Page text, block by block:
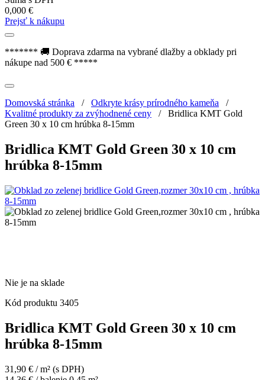
0,000 €
Prejsť k nákupu
******* 🚚 Doprava zdarma na vybrané dlažby a obklady pri
nákupe nad 500 € *****
Domovská stránka / Odkryte krásy prírodného kameňa /
Kvalitné produkty za zvýhodnené ceny / Bridlica KMT Gold
Green 30 x 10 cm hrúbka 8-15mm
Bridlica KMT Gold Green 30 x 10 cm
hrúbka 8-15mm
Nie je na sklade
Kód produktu 3405
Bridlica KMT Gold Green 30 x 10 cm
hrúbka 8-15mm
31,90 € / m² (s DPH)